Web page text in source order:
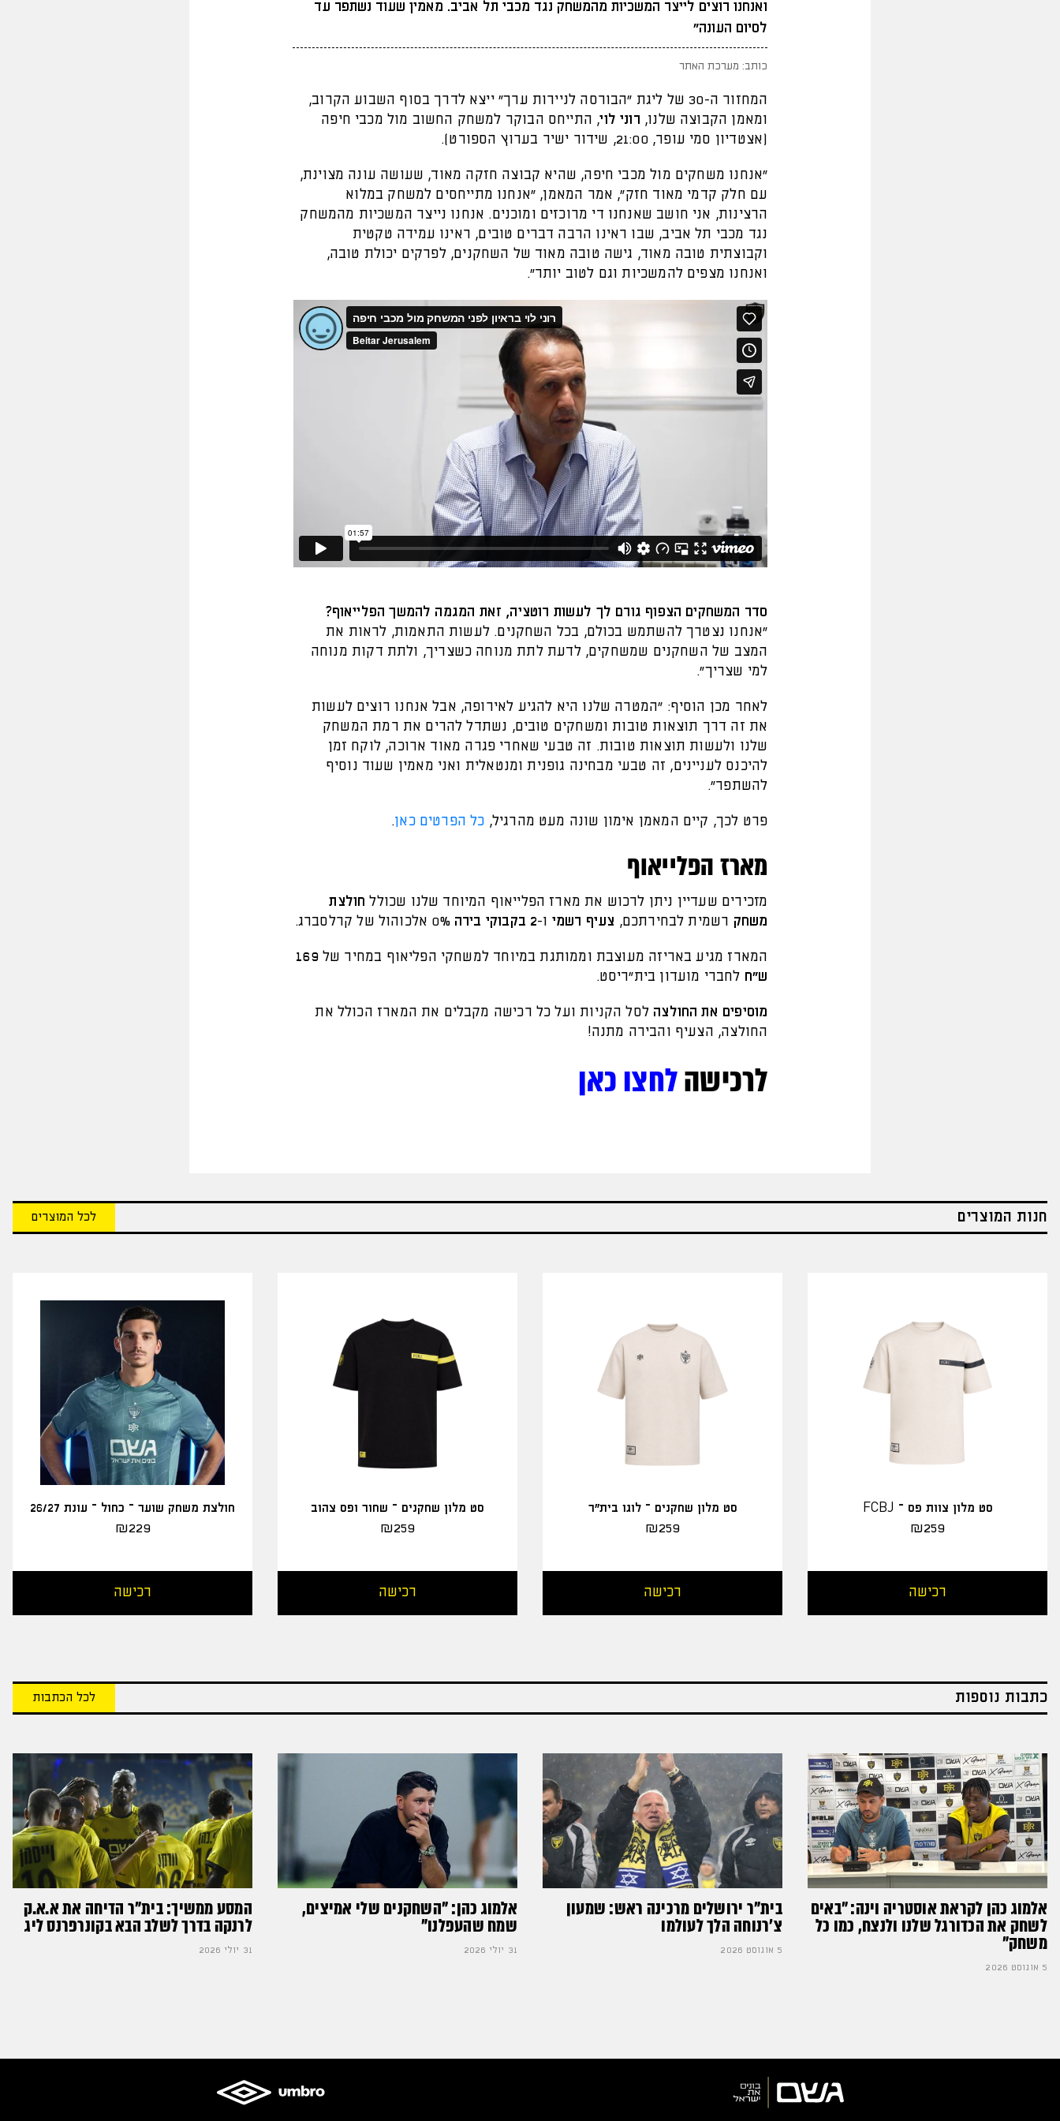
ואנחנו רוצים לייצר המשכיות מהמשחק נגד מכבי תל אביב. מאמין שעוד נשתפר עד
לסיום העונה"
כותב: מערכת האתר
המחזור ה-30 של ליגת "הבורסה לניירות ערך" ייצא לדרך בסוף השבוע הקרוב,
ומאמן הקבוצה שלנו, רוני לוי, התייחס הבוקר למשחק החשוב מול מכבי חיפה
(אצטדיון סמי עופר, 21:00, שידור ישיר בערוץ הספורט).
"אנחנו משחקים מול מכבי חיפה, שהיא קבוצה חזקה מאוד, שעושה עונה מצוינת,
עם חלק קדמי מאוד חזק", אמר המאמן, "אנחנו מתייחסים למשחק במלוא
הרצינות, אני חושב שאנחנו די מרוכזים ומוכנים. אנחנו נייצר המשכיות מהמשחק
נגד מכבי תל אביב, שבו ראינו הרבה דברים טובים, ראינו עמידה טקטית
וקבוצתית טובה מאוד, גישה טובה מאוד של השחקנים, לפרקים יכולת טובה,
ואנחנו מצפים להמשכיות וגם לטוב יותר".
סדר המשחקים הצפוף גורם לך לעשות רוטציה, זאת המגמה להמשך הפלייאוף?
"אנחנו נצטרך להשתמש בכולם, בכל השחקנים. לעשות התאמות, לראות את
המצב של השחקנים שמשחקים, לדעת לתת מנוחה כשצריך, ולתת דקות מנוחה
למי שצריך".
לאחר מכן הוסיף: "המטרה שלנו היא להגיע לאירופה, אבל אנחנו רוצים לעשות
את זה דרך תוצאות טובות ומשחקים טובים, נשתדל להרים את רמת המשחק
שלנו ולעשות תוצאות טובות. זה טבעי שאחרי פגרה מאוד ארוכה, לוקח זמן
להיכנס לעניינים, זה טבעי מבחינה גופנית ומנטאלית ואני מאמין שעוד נוסיף
להשתפר".
פרט לכך, קיים המאמן אימון שונה מעט מהרגיל, כל הפרטים כאן.
מארז הפלייאוף
מזכירים שעדיין ניתן לרכוש את מארז הפלייאוף המיוחד שלנו שכולל חולצת
משחק רשמית לבחירתכם, צעיף רשמי ו-2 בקבוקי בירה 0% אלכוהול של קרלסברג.
המארז מגיע באריזה מעוצבת וממותגת במיוחד למשחקי הפליאוף במחיר של169
ש״ח לחברי מועדון בית"ריסט.
מוסיפים את החולצה לסל הקניות ועל כל רכישה מקבלים את המארז הכולל את
החולצה, הצעיף והבירה מתנה!
לרכישהלחצו כאן
חנות המוצרים לכל המוצרים
סט מלון צוות פס – FCBJ
₪259
רכישה
סט מלון שחקנים – לוגו בית"ר
₪259
רכישה
סט מלון שחקנים – שחור ופס צהוב
₪259
רכישה
חולצת משחק שוער – כחול – עונת 26/27
₪229
רכישה
כתבות נוספות לכל הכתבות
אלמוג כהן לקראת אוסטריה וינה: ״באים
לשחק את הכדורגל שלנו ולנצח, כמו כל
משחק״
5 אוגוסט 2026
בית"ר ירושלים מרכינה ראש: שמעון
צ'רנוחה הלך לעולמו
5 אוגוסט 2026
אלמוג כהן: "השחקנים שלי אמיצים,
שמח שהעפלנו"
31 יולי 2026
המסע ממשיך: בית"ר הדיחה את א.א.ק
לרנקה בדרך לשלב הבא בקונרפרנס ליג
31 יולי 2026